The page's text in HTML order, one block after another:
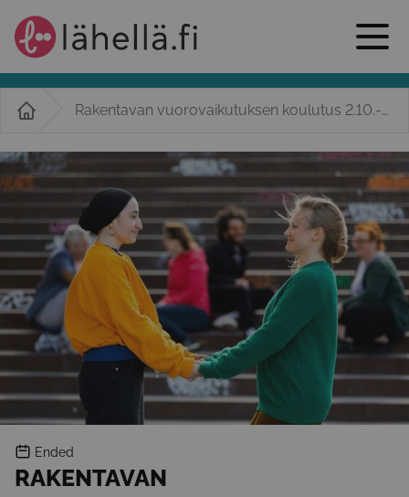
Rakentavan vuorovaikutuksen koulutus 2.10.-6.11. 2025
Ended
RAKENTAVAN